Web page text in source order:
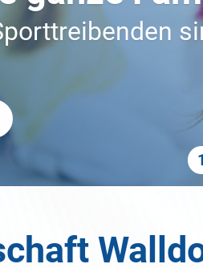
schon
uns in der